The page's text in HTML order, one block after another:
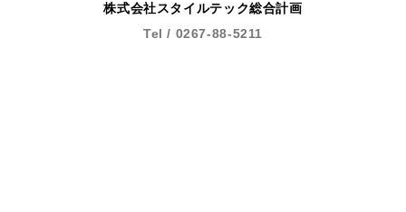
株式会社スタイルテック総合計画
Tel / 0267-88-5211